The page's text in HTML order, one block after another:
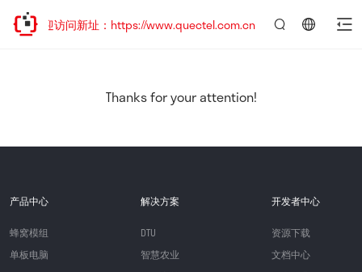
移，欢迎访问新址：https://www.quectel.com.cn
Thanks for your attention!
产品中心
蜂窝模组
单板电脑
解决方案
DTU
智慧农业
开发者中心
资源下载
文档中心